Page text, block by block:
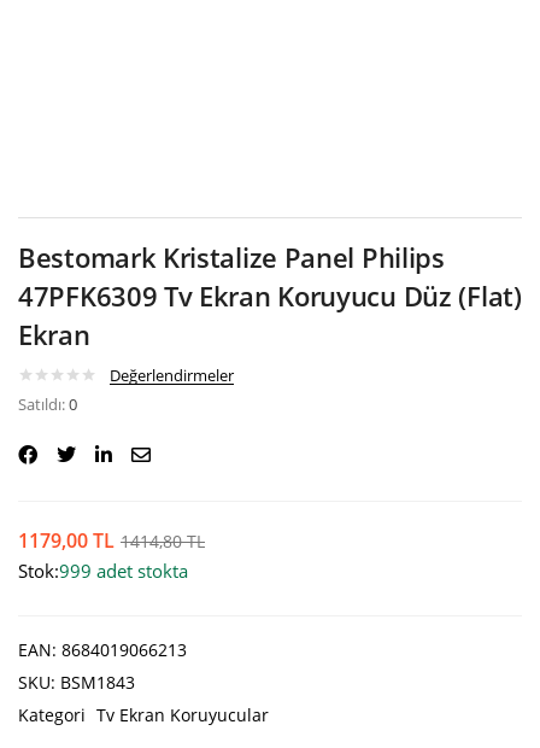
Bestomark Kristalize Panel Philips
47PFK6309 Tv Ekran Koruyucu Düz (Flat)
Ekran
Değerlendirmeler
Satıldı:0
1179,00TL 1414,80TL
Stok:999 adet stokta
EAN: 8684019066213
SKU: BSM1843
Kategori Tv Ekran Koruyucular